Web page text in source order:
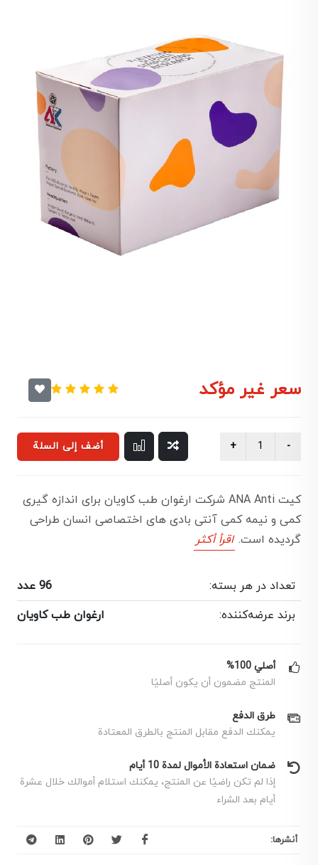
سعر غير مؤكد
أضف إلى السلة
کیت ANA Anti شرکت ارغوان طب کاویان برای اندازه گیری
کمی و نیمه کمی آنتی بادی های اختصاصی انسان طراحی
گردیده است. اقرأ أكثر
تعداد در هر بسته:
96 عدد
برند عرضه‌کننده:
ارغوان طب کاویان
أصلي 100%
المنتج مضمون أن يكون أصليًا
طرق الدفع
يمكنك الدفع مقابل المنتج بالطرق المعتادة
ضمان استعادة الأموال لمدة 10 أيام
إذا لم تكن راضيًا عن المنتج، يمكنك استلام أموالك خلال عشرة
أيام بعد الشراء
أنشرها: